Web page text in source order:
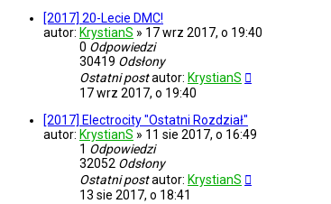
[2017] 20-Lecie DMC!
autor: KrystianS » 17 wrz 2017, o 19:40
0 Odpowiedzi
30419 Odsłony
Ostatni postautor: KrystianS
17 wrz 2017, o 19:40
[2017] Electrocity "Ostatni Rozdział"
autor: KrystianS » 11 sie 2017, o 16:49
1 Odpowiedzi
32052 Odsłony
Ostatni postautor: KrystianS
13 sie 2017, o 18:41